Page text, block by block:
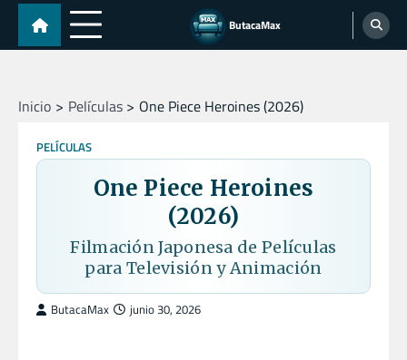
Skip
content
ButacaMax
Inicio Películas One Piece Heroines (2026)
PELÍCULAS
One Piece Heroines
(2026)
Filmación Japonesa de Películas
para Televisión y Animación
ButacaMax junio 30, 2026